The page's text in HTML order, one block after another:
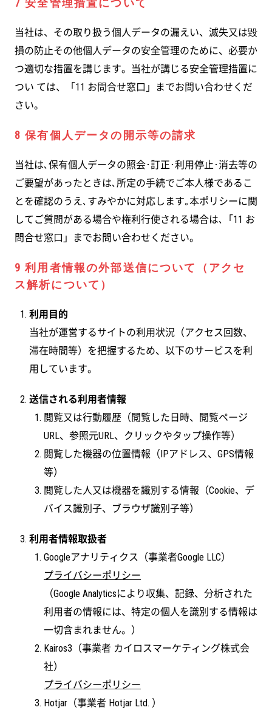
7 安全管理措置について
当社は、その取り扱う個人データの漏えい、滅失又は毀
損の防止その他個人データの安全管理のために、必要か
つ適切な措置を講じます。当社が講じる安全管理措置に
つい ては、「11 お問合せ窓口」までお問い合わせくだ
さい。
8 保有個人データの開示等の請求
当社は､保有個人データの照会･訂正･利用停止･消去等の
ご要望があったときは､所定の手続でご本人様であるこ
とを確認のうえ､すみやかに対応します｡本ポリシーに関
してご質問がある場合や権利行使される場合は､「11 お
問合せ窓口」までお問い合わせください。
9 利用者情報の外部送信について（アクセ
ス解析について）
利用目的
当社が運営するサイトの利用状況（アクセス回数、
滞在時間等）を把握するため、以下のサービスを利
用しています。
送信される利用者情報
閲覧又は行動履歴（閲覧した日時、閲覧ページ
URL、参照元URL、クリックやタップ操作等）
閲覧した機器の位置情報（IPアドレス、GPS情報
等）
閲覧した人又は機器を識別する情報（Cookie、デ
バイス識別子、ブラウザ識別子等）
利用者情報取扱者
Googleアナリティクス（事業者Google LLC）
プライバシーポリシー
（Google Analyticsにより収集、記録、分析された
利用者の情報には、特定の個人を識別する情報は
一切含まれません。）
Kairos3（事業者 カイロスマーケティング株式会
社）
プライバシーポリシー
Hotjar（事業者 Hotjar Ltd. ）